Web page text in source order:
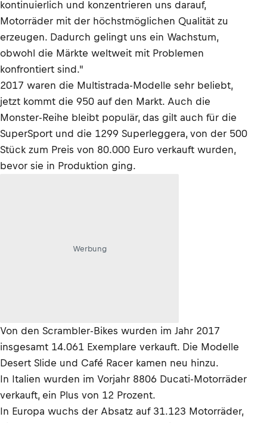
kontinuierlich und konzentrieren uns darauf,
Motorräder mit der höchstmöglichen Qualität zu
erzeugen. Dadurch gelingt uns ein Wachstum,
obwohl die Märkte weltweit mit Problemen
konfrontiert sind."
2017 waren die Multistrada-Modelle sehr beliebt,
jetzt kommt die 950 auf den Markt. Auch die
Monster-Reihe bleibt populär, das gilt auch für die
SuperSport und die 1299 Superleggera, von der 500
Stück zum Preis von 80.000 Euro verkauft wurden,
bevor sie in Produktion ging.
Werbung
Von den Scrambler-Bikes wurden im Jahr 2017
insgesamt 14.061 Exemplare verkauft. Die Modelle
Desert Slide und Café Racer kamen neu hinzu.
In Italien wurden im Vorjahr 8806 Ducati-Motorräder
verkauft, ein Plus von 12 Prozent.
In Europa wuchs der Absatz auf 31.123 Motorräder,